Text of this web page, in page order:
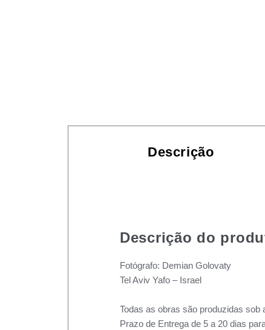
Descrição
Descrição do
Fotógrafo: Demian Golovaty
Tel Aviv Yafo – Israel
Todas as obras são produzidas
Prazo de Entrega de 5 a 20 dias